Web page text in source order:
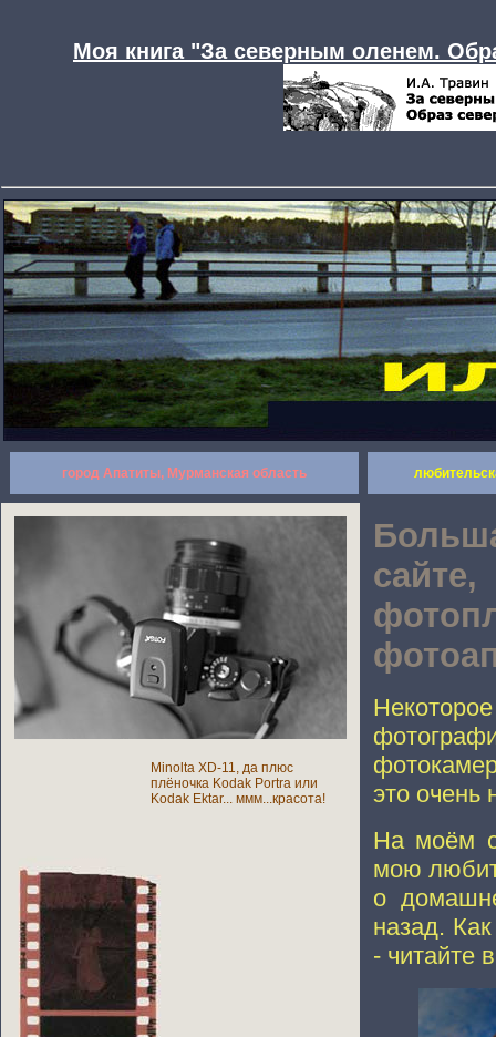
Моя книга "За северным оленем.
город Апатиты, Мурманская область
Minolta XD-11, да плюс
плёночка Kodak Portra или
Kodak Ektar... ммм...красота!
это очень
На моём
мою
о
назад.
- читайте